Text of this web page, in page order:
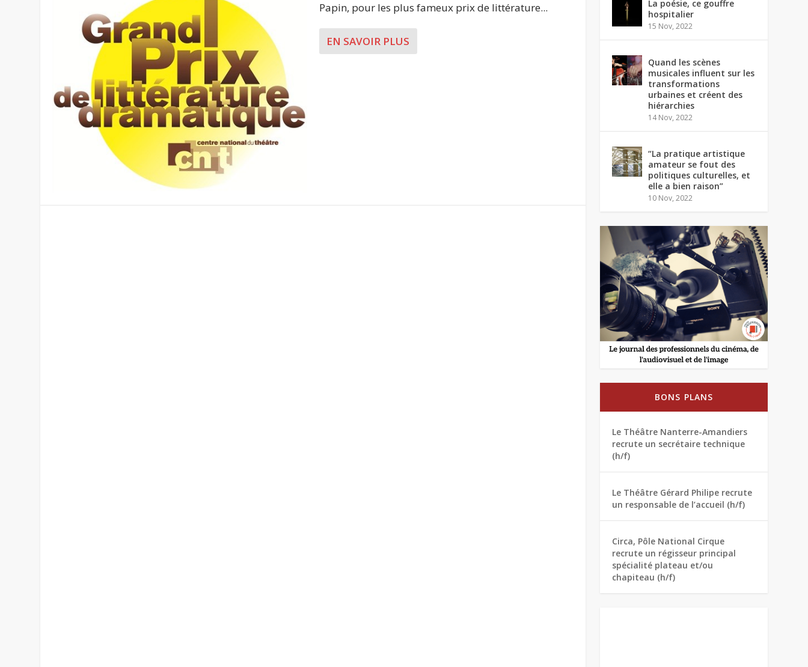
Papin, pour les plus fameux prix de littérature...
EN SAVOIR PLUS
La poésie, ce gouffre
hospitalier
15 Nov, 2022
Quand les scènes
musicales influent sur les
transformations
urbaines et créent des
hiérarchies
14 Nov, 2022
“La pratique artistique
amateur se fout des
politiques culturelles, et
elle a bien raison”
10 Nov, 2022
BONS PLANS
Le Théâtre Nanterre-Amandiers
recrute un secrétaire technique
(h/f)
Le Théâtre Gérard Philipe recrute
un responsable de l’accueil (h/f)
Circa, Pôle National Cirque
recrute un régisseur principal
spécialité plateau et/ou
chapiteau (h/f)